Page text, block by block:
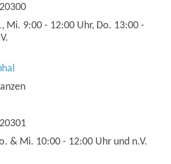
Mi. 9:00 - 12:00 Uhr, Do. 13:00 -
& Mi. 10:00 - 12:00 Uhr und n.V.